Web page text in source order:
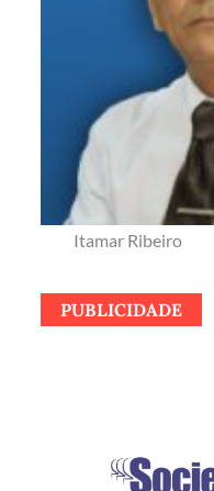
Itamar Ribeiro
PUBLICIDADE